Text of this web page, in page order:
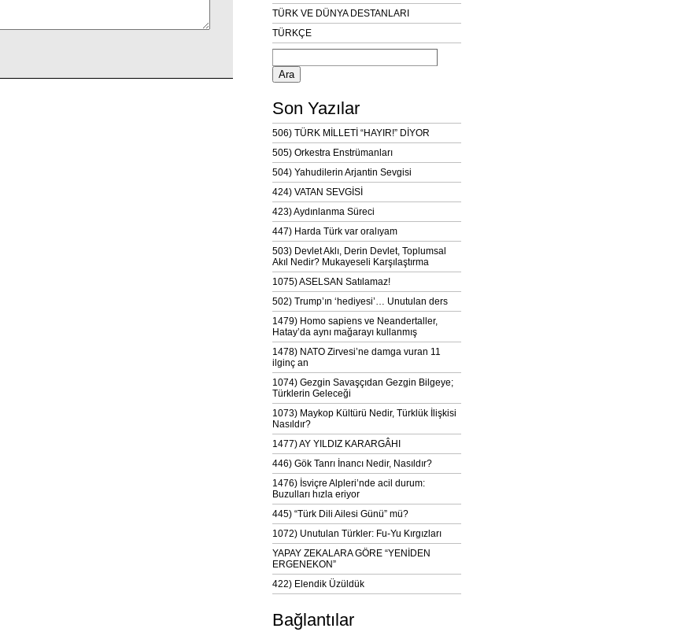
TÜRK VE DÜNYA DESTANLARI
TÜRKÇE
Arama:
Son Yazılar
506) TÜRK MİLLETİ “HAYIR!” DİYOR
505) Orkestra Enstrümanları
504) Yahudilerin Arjantin Sevgisi
424) VATAN SEVGİSİ
423) Aydınlanma Süreci
447) Harda Türk var oralıyam
503) Devlet Aklı, Derin Devlet, Toplumsal
Akıl Nedir? Mukayeseli Karşılaştırma
1075) ASELSAN Satılamaz!
502) Trump’ın ‘hediyesi’… Unutulan ders
1479) Homo sapiens ve Neandertaller,
Hatay’da aynı mağarayı kullanmış
1478) NATO Zirvesi’ne damga vuran 11
ilginç an
1074) Gezgin Savaşçıdan Gezgin Bilgeye;
Türklerin Geleceği
1073) Maykop Kültürü Nedir, Türklük İlişkisi
Nasıldır?
1477) AY YILDIZ KARARGÂHI
446) Gök Tanrı İnancı Nedir, Nasıldır?
1476) İsviçre Alpleri’nde acil durum:
Buzulları hızla eriyor
445) “Türk Dili Ailesi Günü” mü?
1072) Unutulan Türkler: Fu-Yu Kırgızları
YAPAY ZEKALARA GÖRE “YENİDEN
ERGENEKON”
422) Elendik Üzüldük
Bağlantılar